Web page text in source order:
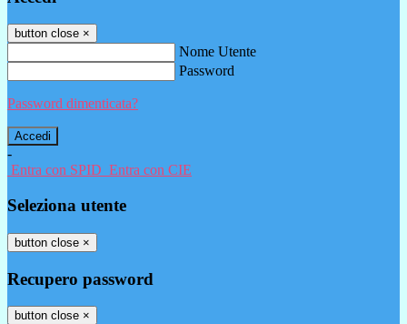
button close ×
Nome Utente
Password
Password dimenticata?
-
Entra con SPID Entra con CIE
Seleziona utente
button close ×
Recupero password
button close ×